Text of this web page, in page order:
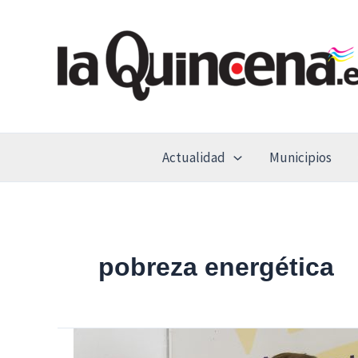
Actualidad Municipios
pobreza energética